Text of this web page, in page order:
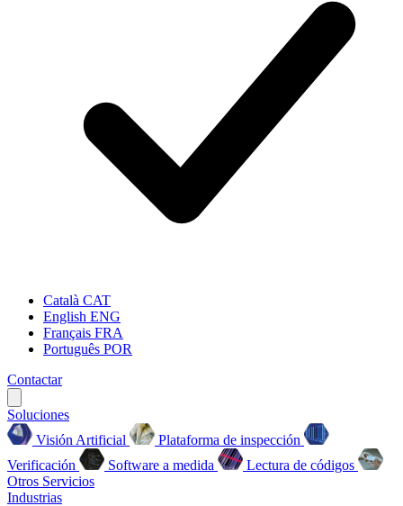
Català CAT
English ENG
Français FRA
Português POR
Contactar
Soluciones
Visión Artificial
Plataforma de inspección
Verificación
Software a medida
Lectura de códigos
Otros Servicios
Industrias